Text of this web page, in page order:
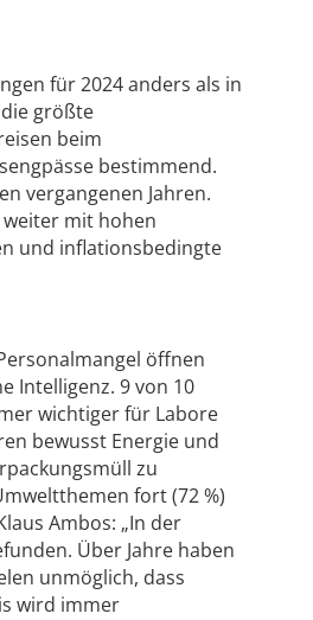
für 2024 anders als in
größte
beim
bestimmend.
vergangenen Jahren.
mit hohen
und inflationsbedingte
öffnen
Intelligenz. 9 von 10
wichtiger für Labore
bewusst Energie und
zu
fort (72 %)
Ambos: „In der
Über Jahre haben
unmöglich, dass
wird immer